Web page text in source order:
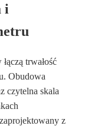
i
trwałość
Obudowa
czytelna skala
z